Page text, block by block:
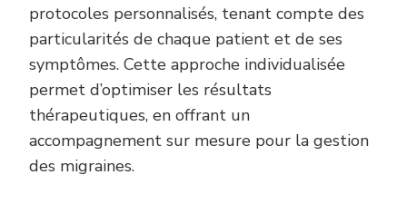
protocoles personnalisés, tenant compte des
particularités de chaque patient et de ses
symptômes. Cette approche individualisée
permet d’optimiser les résultats
thérapeutiques, en offrant un
accompagnement sur mesure pour la gestion
des migraines.